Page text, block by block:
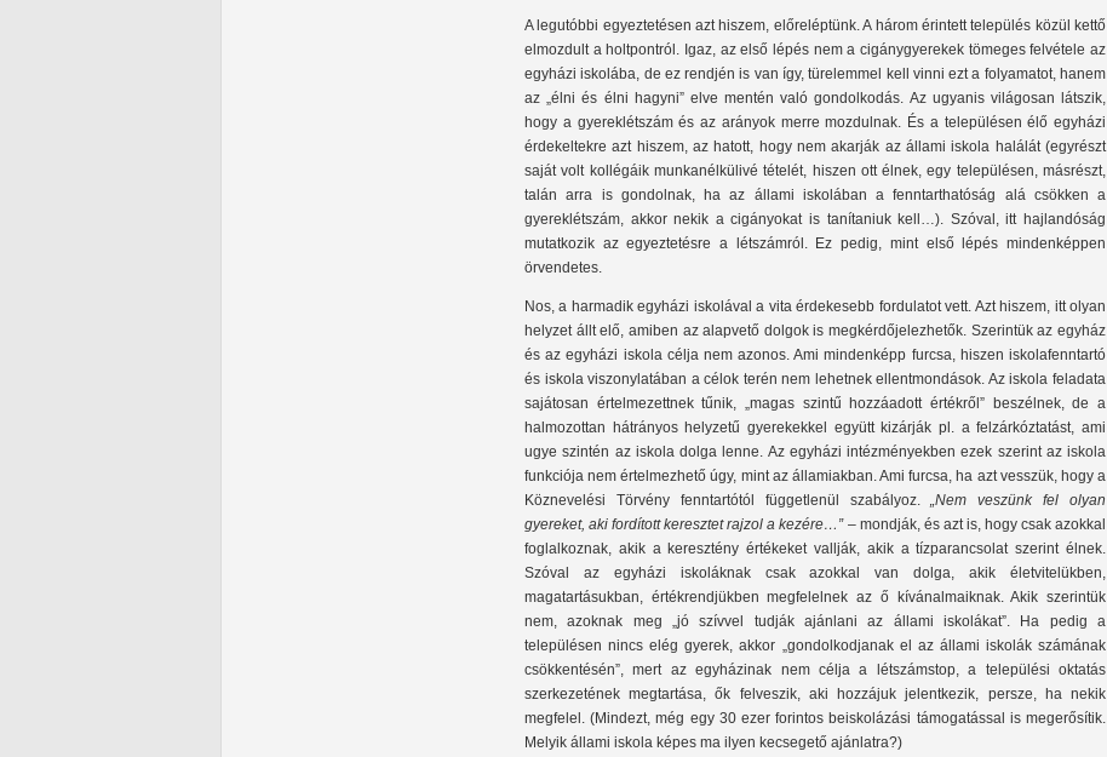
A legutóbbi egyeztetésen azt hiszem, előreléptünk. A három érintett település közül kettő
elmozdult a holtpontról. Igaz, az első lépés nem a cigánygyerekek tömeges felvétele az
egyházi iskolába, de ez rendjén is van így, türelemmel kell vinni ezt a folyamatot, hanem
az „élni és élni hagyni” elve mentén való gondolkodás. Az ugyanis világosan látszik,
hogy a gyereklétszám és az arányok merre mozdulnak. És a településen élő egyházi
érdekeltekre azt hiszem, az hatott, hogy nem akarják az állami iskola halálát (egyrészt
saját volt kollégáik munkanélkülivé tételét, hiszen ott élnek, egy településen, másrészt,
talán arra is gondolnak, ha az állami iskolában a fenntarthatóság alá csökken a
gyereklétszám, akkor nekik a cigányokat is tanítaniuk kell…). Szóval, itt hajlandóság
mutatkozik az egyeztetésre a létszámról. Ez pedig, mint első lépés mindenképpen
örvendetes.
Nos, a harmadik egyházi iskolával a vita érdekesebb fordulatot vett. Azt hiszem, itt olyan
helyzet állt elő, amiben az alapvető dolgok is megkérdőjelezhetők. Szerintük az egyház
és az egyházi iskola célja nem azonos. Ami mindenképp furcsa, hiszen iskolafenntartó
és iskola viszonylatában a célok terén nem lehetnek ellentmondások. Az iskola feladata
sajátosan értelmezettnek tűnik, „magas szintű hozzáadott értékről” beszélnek, de a
halmozottan hátrányos helyzetű gyerekekkel együtt kizárják pl. a felzárkóztatást, ami
ugye szintén az iskola dolga lenne. Az egyházi intézményekben ezek szerint az iskola
funkciója nem értelmezhető úgy, mint az államiakban. Ami furcsa, ha azt vesszük, hogy a
Köznevelési Törvény fenntartótól függetlenül szabályoz.„Nem veszünk fel olyan
gyereket, aki fordított keresztet rajzol a kezére…” – mondják, és azt is, hogy csak azokkal
foglalkoznak, akik a keresztény értékeket vallják, akik a tízparancsolat szerint élnek.
Szóval az egyházi iskoláknak csak azokkal van dolga, akik életvitelükben,
magatartásukban, értékrendjükben megfelelnek az ő kívánalmaiknak. Akik szerintük
nem, azoknak meg „jó szívvel tudják ajánlani az állami iskolákat”. Ha pedig a
településen nincs elég gyerek, akkor „gondolkodjanak el az állami iskolák számának
csökkentésén”, mert az egyházinak nem célja a létszámstop, a települési oktatás
szerkezetének megtartása, ők felveszik, aki hozzájuk jelentkezik, persze, ha nekik
megfelel. (Mindezt, még egy 30 ezer forintos beiskolázási támogatással is megerősítik.
Melyik állami iskola képes ma ilyen kecsegető ajánlatra?)